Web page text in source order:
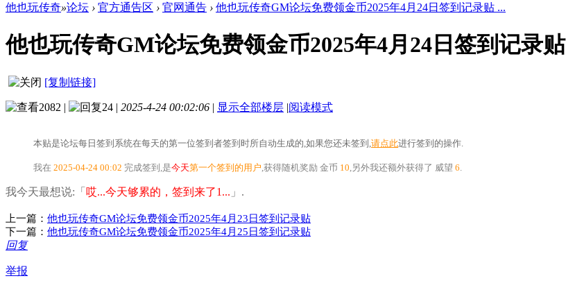
他也玩传奇»论坛 › 官方通告区 › 官网通告 › 他也玩传奇GM论坛免费领金币2025年4月24日签到记录贴 ...
他也玩传奇GM论坛免费领金币2025年4月24日签到记录贴
[复制链接]
2082 | 24 | 2025-4-24 00:02:06 | 显示全部楼层 |阅读模式
本贴是论坛每日签到系统在每天的第一位签到者签到时所自动生成的,如果您还未签到, 请点此进行签到的操作.
我在 2025-04-24 00:02 完成签到,是今天第一个签到的用户 ,获得随机奖励 金币 10 ,另外我还额外获得了 威望 6
我今天最想说:「 哎...今天够累的，签到来了1... 」.
上一篇： 他也玩传奇GM论坛免费领金币2025年4月23日签到记录贴
下一篇： 他也玩传奇GM论坛免费领金币2025年4月25日签到记录贴
回复
举报